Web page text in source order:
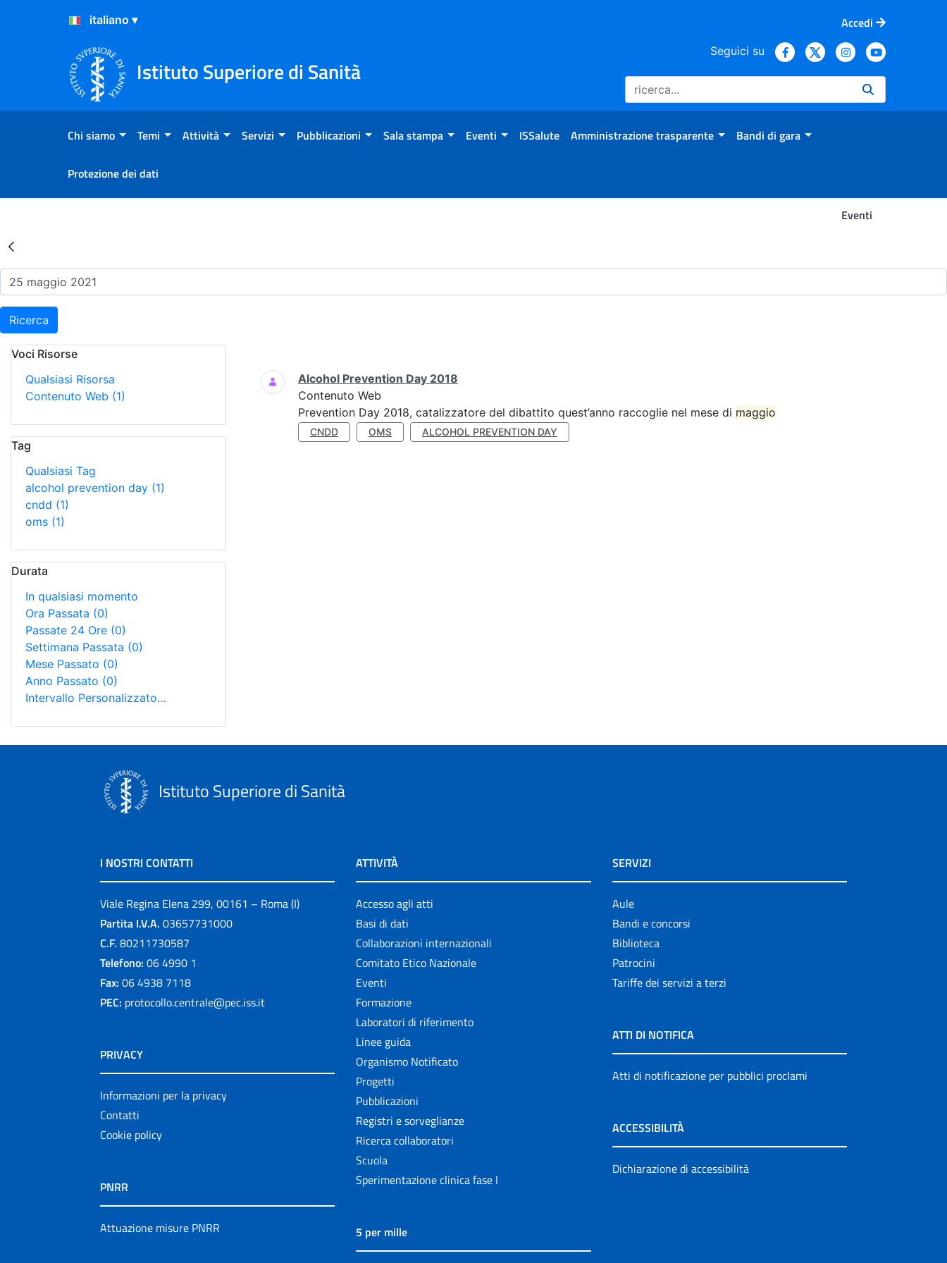
Salta al Contenuto
Salta al Footer
Accedi
Istituto Superiore di Sanità
Seguici su
Chi siamo Temi Attività Servizi Pubblicazioni Sala stampa Eventi ISSalute Amministrazione trasparente Bandi di gara
Protezione dei dati
Eventi
Risultati della Ricerca - Eventi
Ricerca
Voci Risorse
Qualsiasi Risorsa
Contenuto Web (1)
Tag
Qualsiasi Tag
alcohol prevention day (1)
cndd (1)
oms (1)
Durata
In qualsiasi momento
Ora Passata (0)
Passate 24 Ore (0)
Settimana Passata (0)
Mese Passato (0)
Anno Passato (0)
Intervallo Personalizzato…
Ricerca
Alcohol Prevention Day 2018
Contenuto Web
Prevention Day 2018, catalizzatore del dibattito quest’anno raccoglie nel mese di maggio
CNDD OMS ALCOHOL PREVENTION DAY
Istituto Superiore di Sanità
I NOSTRI CONTATTI
Viale Regina Elena 299, 00161 – Roma (I)
Partita I.V.A. 03657731000
C.F. 80211730587
Telefono: 06 4990 1
Fax: 06 4938 7118
PEC: protocollo.centrale@pec.iss.it
PRIVACY
Informazioni per la privacy
Contatti
Cookie policy
PNRR
Attuazione misure PNRR
ATTIVITÀ
Accesso agli atti
Basi di dati
Collaborazioni internazionali
Comitato Etico Nazionale
Eventi
Formazione
Laboratori di riferimento
Linee guida
Organismo Notificato
Progetti
Pubblicazioni
Registri e sorveglianze
Ricerca collaboratori
Scuola
Sperimentazione clinica fase I
5 per mille
SERVIZI
Aule
Bandi e concorsi
Biblioteca
Patrocini
Tariffe dei servizi a terzi
ATTI DI NOTIFICA
Atti di notificazione per pubblici proclami
ACCESSIBILITÀ
Dichiarazione di accessibilità